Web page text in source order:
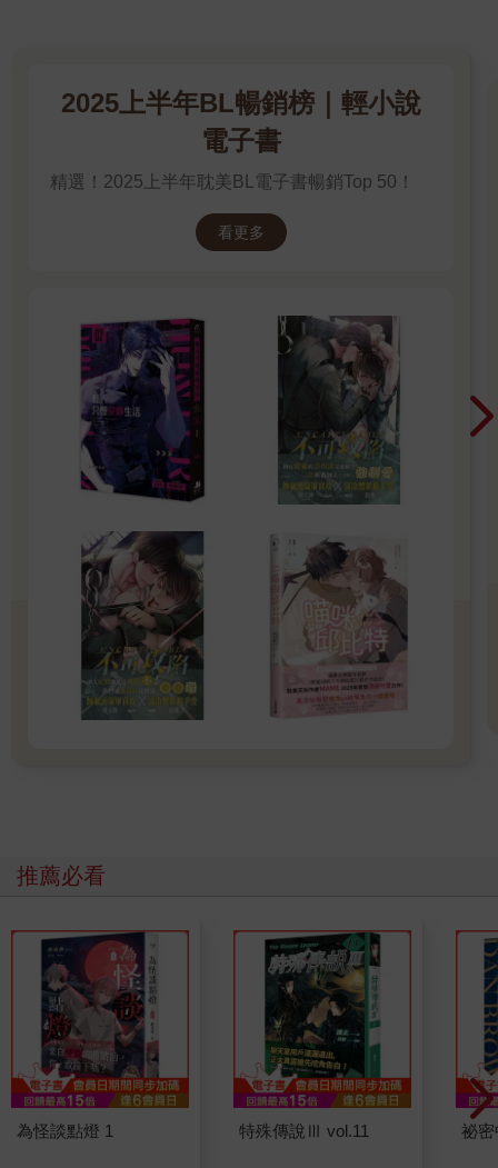
2025上半年BL暢銷榜｜輕小說
電子書
精選！2025上半年耽美BL電子書暢銷Top 50！
看更多
推薦必看
為怪談點燈 1 特殊傳說Ⅲ vol.11 祕